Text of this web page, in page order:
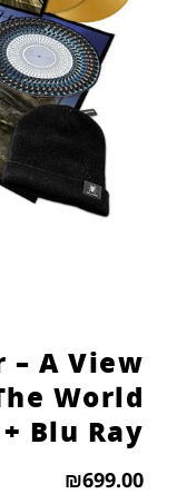
הוסף קו תחתון
סמן קישורים
– A View
World
Blu Ray
₪699.00